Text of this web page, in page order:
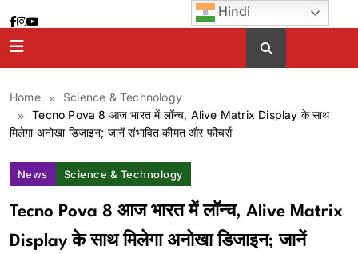
to
content
Home
Science & Technology
Tecno Pova 8 आज भारत में लॉन्च, Alive Matrix Display के साथ
मिलेगा अनोखा डिजाइन; जानें संभावित कीमत और फीचर्स
News Science & Technology
Tecno Pova 8 आज भारत में लॉन्च, Alive Matrix
Display के साथ मिलेगा अनोखा डिजाइन; जानें
Hindi